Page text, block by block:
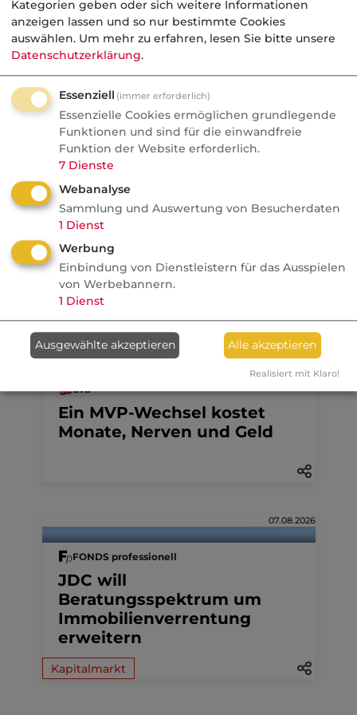
Kategorie:
Gesetzliche Rentenversicherung
Gesetzliche Hinterbliebenenversorgung
AktuelleNachrichten
FONDS professionell
Studie: Ungleiche
Besteuerung begünstigte
Französische Revolution
Politik
Anzeige 07.08.2026
dvb
Ein MVP-Wechsel kostet
Monate, Nerven und Geld
07.08.2026
FONDS professionell
JDC will
Beratungsspektrum um
Immobilienverrentung
erweitern
Kapitalmarkt
Kategorien geben oder sich weitere Informationen
anzeigen lassen und so nur bestimmte Cookies
auswählen. Um mehr zu erfahren, lesen Sie bitte unsere
Datenschutzerklärung.
Essenziell (immer erforderlich)
Essenzielle Cookies ermöglichen grundlegende
Funktionen und sind für die einwandfreie
Funktion der Website erforderlich.
7 Dienste
Webanalyse
Sammlung und Auswertung von Besucherdaten
1 Dienst
Werbung
Einbindung von Dienstleistern für das Ausspielen
von Werbebannern.
1 Dienst
Ausgewählte akzeptieren Alle akzeptieren
Realisiert mit Klaro!